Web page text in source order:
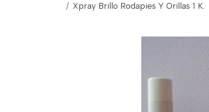
Xpray Brillo Rodapies Y Orillas 1 K.